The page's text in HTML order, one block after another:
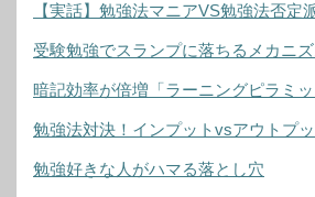
【実話】勉強法マニアVS勉強法否定
受験勉強でスランプに落ちるメカニズ
暗記効率が倍増「ラーニングピラミッ
勉強法対決！インプットvsアウトプッ
勉強好きな人がハマる落とし穴